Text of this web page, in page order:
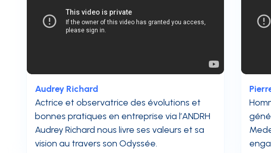
Audrey Richard
Actrice et observatrice des évolutions et
bonnes pratiques en entreprise via l’ANDRH
Audrey Richard nous livre ses valeurs et sa
vision au travers son Odyssée.